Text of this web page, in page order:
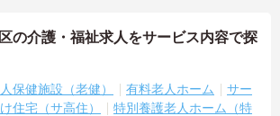
の介護・福祉求人をサービス内容で探
保健施設（老健） 有料老人ホーム
サー
住宅（サ高住）
特別養護老人ホーム（特